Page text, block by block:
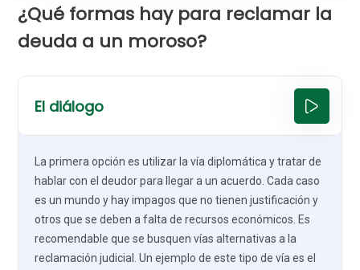
¿Qué formas hay para reclamar la
deuda a un moroso?
El diálogo
La primera opción es utilizar la vía diplomática y tratar de
hablar con el deudor para llegar a un acuerdo. Cada caso
es un mundo y hay impagos que no tienen justificación y
otros que se deben a falta de recursos económicos. Es
recomendable que se busquen vías alternativas a la
reclamación judicial. Un ejemplo de este tipo de vía es el